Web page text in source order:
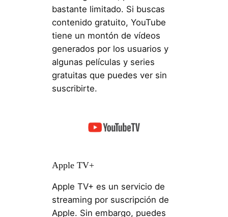
bastante limitado. Si buscas
contenido gratuito, YouTube
tiene un montón de vídeos
generados por los usuarios y
algunas películas y series
gratuitas que puedes ver sin
suscribirte.
Apple TV+
Apple TV+ es un servicio de
streaming por suscripción de
Apple. Sin embargo, puedes